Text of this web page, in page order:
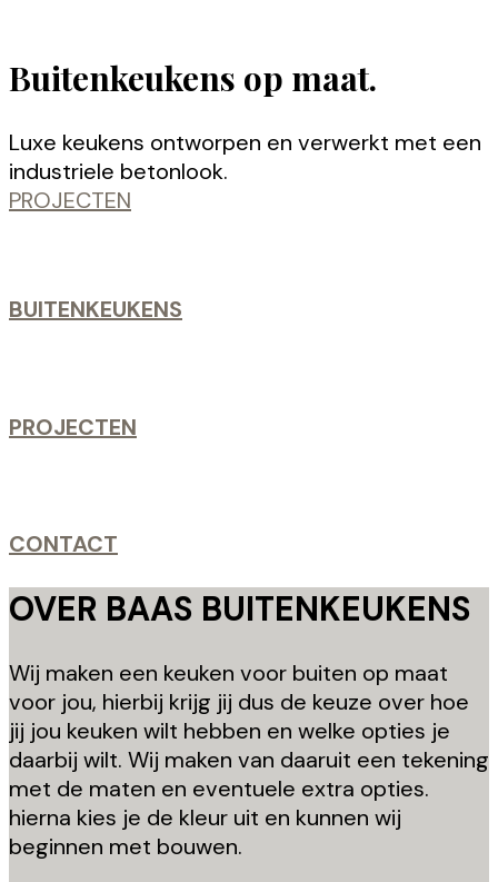
Buitenkeukens op maat.
Luxe keukens ontworpen en verwerkt met een
industriele betonlook.
PROJECTEN
BUITENKEUKENS
PROJECTEN
CONTACT
OVER BAAS BUITENKEUKENS
Wij maken een keuken voor buiten op maat
voor jou, hierbij krijg jij dus de keuze over hoe
jij jou keuken wilt hebben en welke opties je
daarbij wilt. Wij maken van daaruit een tekening
met de maten en eventuele extra opties.
hierna kies je de kleur uit en kunnen wij
beginnen met bouwen.